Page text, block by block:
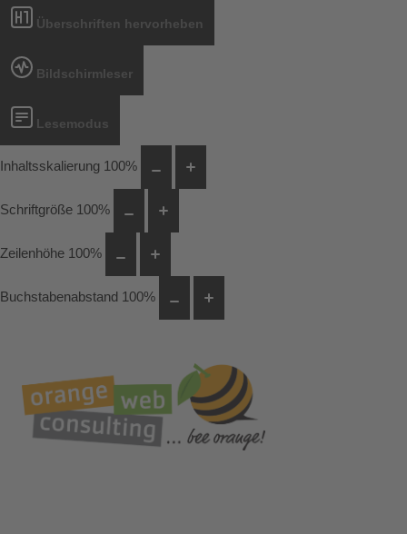
Überschriften hervorheben
Bildschirmleser
Lesemodus
Inhaltsskalierung 100%
Schriftgröße 100%
Zeilenhöhe 100%
Buchstabenabstand 100%